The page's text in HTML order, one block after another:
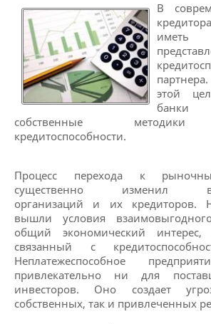
В
этой
банки
собственные методики
кредитоспособности.
Процесс перехода к
существенно изменил
организаций и их кредиторов.
вышли условия
общий экономический интерес,
связанный с
Неплатежеспособное
привлекательно ни для
инвесторов. Оно создает
собственных, так и привлеченных